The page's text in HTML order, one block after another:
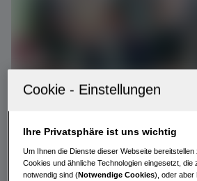
Senioren
Ihre Privatsphäre ist uns wichtig
Um Ihnen die Dienste dieser Webseite
Cookies und ähnliche Technologien eingesetzt, die
notwendig sind (Notwendige Cookies), oder aber